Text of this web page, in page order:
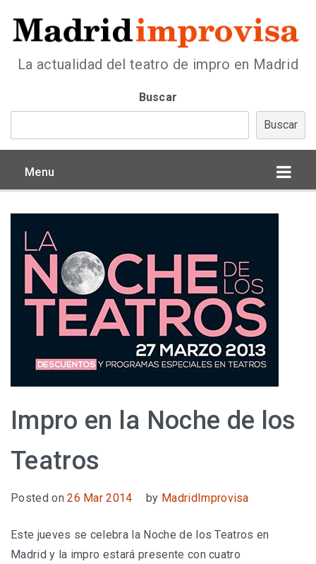
La actualidad del teatro de impro en Madrid
Buscar
Buscar
Menu
Impro en la Noche de los
Teatros
Posted on26 Mar 2014 by MadridImprovisa
Este jueves se celebra la Noche de los Teatros en
Madrid y la impro estará presente con cuatro